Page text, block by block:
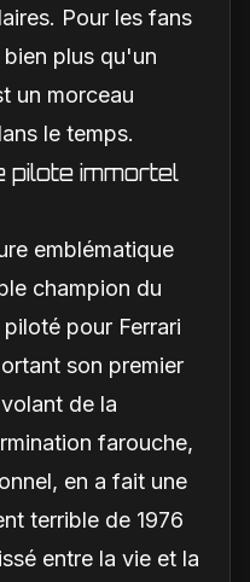
Pour les fans
plus qu'un
un morceau
le temps.
pilote immortel
emblématique
champion du
pour Ferrari
son premier
de la
farouche,
en a fait une
terrible de 1976
entre la vie et la